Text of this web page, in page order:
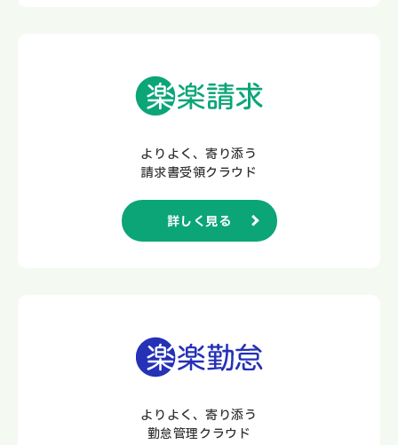
よりよく、寄り添う
請求書受領クラウド
詳しく見る
よりよく、寄り添う
勤怠管理クラウド